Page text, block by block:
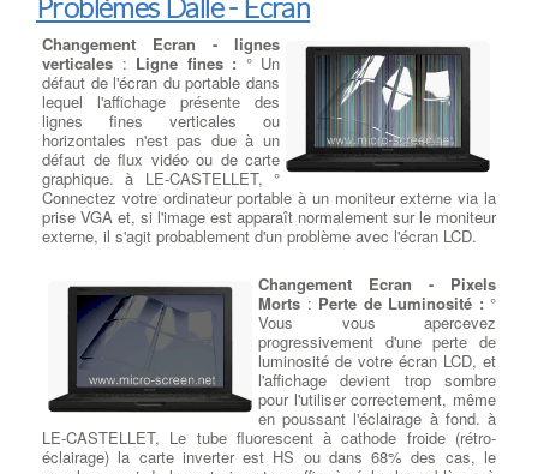
général.
De manière générale, la plus grande force d'iOS d’Apple, le
système d’exploitation sur iPad, iPad mini et iPad Pro, est
double : il est intuitif et vous pouvez acheter directement une la
large sélection d’applications.
Android OS de Googlequand à lui, vous offre un choix de
matériel de plusieurs fabricants différents et offre un maximum
de configurabilité, un système de notification de premier ordre,
une navigation Web rapide et fluide et une intégration
transparente aux applications Google telles que Gmail, Google
Maps et Hangouts pour le chat vidéo. Android inclut également la
prise en charge de connexions de plusieurs utilisateurs afin que
de votre famille, une fonctionnalité utile qui manque dans les
tablettes Apple.
Windows 10est le plus proche d’offrir une expérience
informatique traditionnelle avec un support x86 complet pour tous
vos logiciels bureautique Windows. Et vous pouvez exécuter la
version complète de Microsoft Office lorsque vous achetez une
tablette Win 10. En outre, les options de connectivité et les
compléments matériels pour les modèles Windows sont
généralement plus nombreux qu'avec les autres types de
tablette. Si vous souhaitez utiliser Windows mais ne pouvez pas
choisir entre un ordinateur portable et une tablette, profitez du
Changement Ecran - lignes
verticales : Ligne fines : ° Un
défaut de l'écran du portable dans
lequel l'affichage présente des
lignes fines verticales ou
horizontales n'est pas due à un
défaut de flux vidéo ou de carte
graphique. à LE-CASTELLET, °
Connectez votre ordinateur portable à un moniteur externe via la
prise VGA et, si l'image est apparaît normalement sur le moniteur
externe, il s'agit probablement d'un problème avec l'écran LCD.
Changement Ecran - Pixels
Morts : Perte de Luminosité : °
Vous vous apercevez
progressivement d'une perte de
luminosité de votre écran LCD, et
l'affichage devient trop sombre
pour l'utiliser correctement, même
en poussant l'éclairage à fond. à
LE-CASTELLET, Le tube fluorescent à cathode froide (rétro-
éclairage) la carte inverter est HS ou dans 68% des cas, le